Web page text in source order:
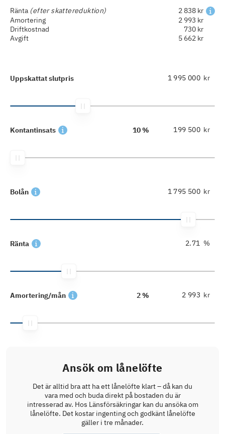
Ränta (efter skattereduktion)
2 838 kr
Amortering
2 993 kr
Driftkostnad
730 kr
Avgift
5 662 kr
Uppskattat slutpris kr
Kontantinsats 10 % kr
Bolån kr
Ränta %
Amortering/mån 2 % kr
Ansök om lånelöfte
Det är alltid bra att ha ett lånelöfte klart – då kan du
vara med och buda direkt på bostaden du är
intresserad av. Hos Länsförsäkringar kan du ansöka om
lånelöfte. Det kostar ingenting och godkänt lånelöfte
gäller i tre månader.